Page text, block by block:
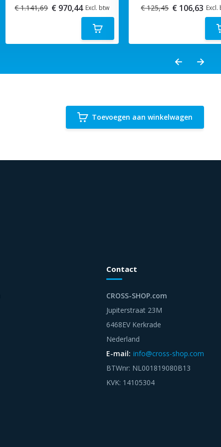
€ 1.141,69 € 970,44 Excl. btw
€ 125,45 € 106,63 Excl.
Toevoegen aan winkelwagen
Contact
CROSS-SHOP.com
Jupiterstraat 23M
6468EV Kerkrade
Nederland
E-mail: info@cross-shop.com
BTWnr: NL001819080B13
KVK: 14105304